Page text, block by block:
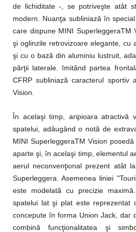
de lichiditate -, se potriveşte atât
modern. Nuanţa subliniază în
care dispune MINI SuperleggeraTM
şi oglinzile retrovizoare elegante, cu
şi cu o bază din aluminiu lustruit,
părţii laterale. Imitând partea
CFRP subliniază caracterul sportiv
Vision.
În acelaşi timp, aripioara atractivă
spatelui, adăugând o notă de
MINI SuperleggeraTM Vision
aparte şi, în acelaşi timp, elementul
aerul neconvenţional prezent atât
Superleggera. Asemenea liniei
este modelată cu precizie
spatelui lat şi plat este reprezentat
concepute în forma Union Jack, dar
combină funcţionalitatea şi